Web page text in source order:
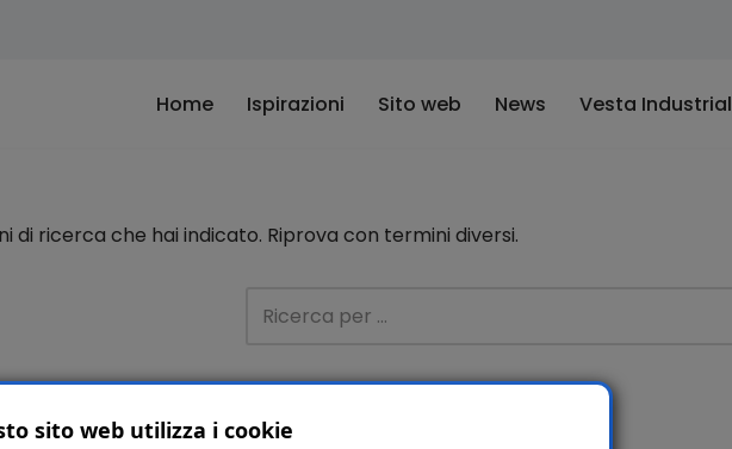
Home Ispirazioni Sito web News Vesta Industrial
di ricerca che hai indicato. Riprova con termini diversi.
sito web utilizza i cookie